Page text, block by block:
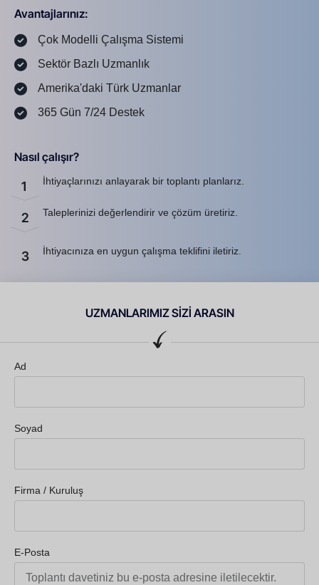
Avantajlarınız:
Çok Modelli Çalışma Sistemi
Sektör Bazlı Uzmanlık
Amerika'daki Türk Uzmanlar
365 Gün 7/24 Destek
Nasıl çalışır?
1 İhtiyaçlarınızı anlayarak bir toplantı planlarız.
2 Taleplerinizi değerlendirir ve çözüm üretiriz.
3 İhtiyacınıza en uygun çalışma teklifini iletiriz.
UZMANLARIMIZ SİZİ ARASIN
Ad
Soyad
Firma / Kuruluş
E-Posta